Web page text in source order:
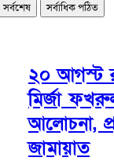
সর্বশেষ সর্বাধিক পঠিত
২০ আগস্ট
মির্জা
আলোচনা,
জামায়াত